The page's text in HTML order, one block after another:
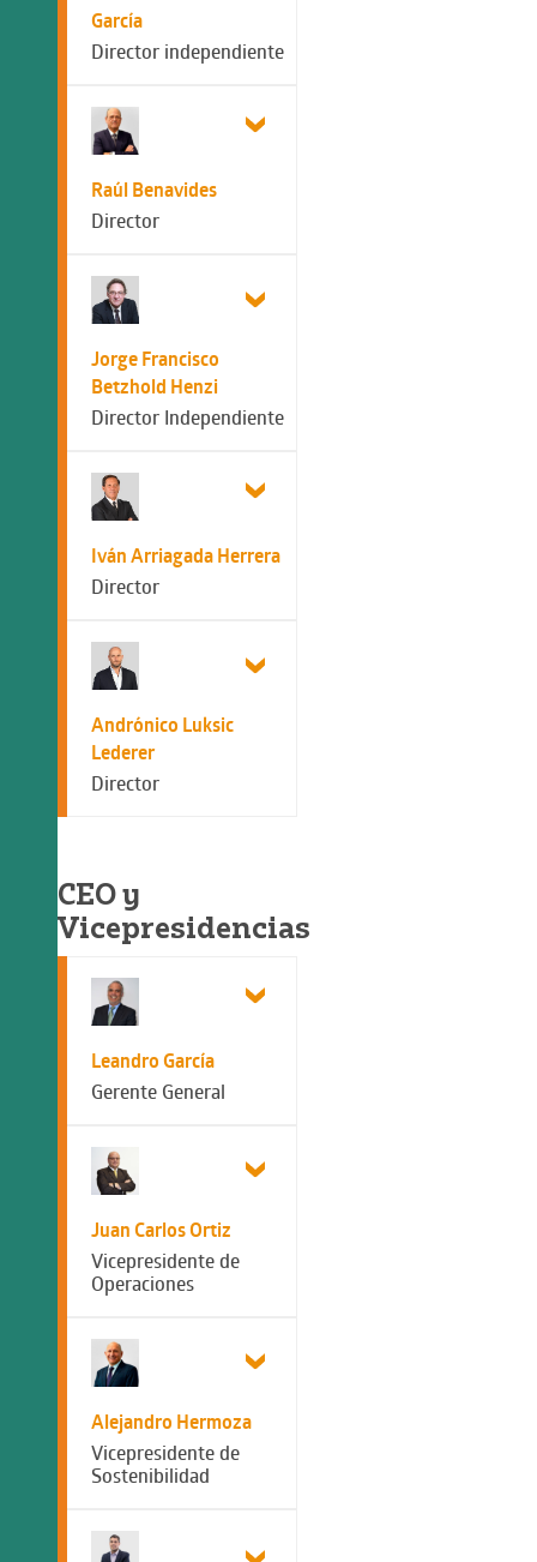
García
Director independiente
Raúl Benavides
Director
Jorge Francisco
Betzhold Henzi
Director Independiente
Iván Arriagada Herrera
Director
Andrónico Luksic
Lederer
Director
CEO y
Vicepresidencias
Leandro García
Gerente General
Juan Carlos Ortiz
Vicepresidente de
Operaciones
Alejandro Hermoza
Vicepresidente de
Sostenibilidad